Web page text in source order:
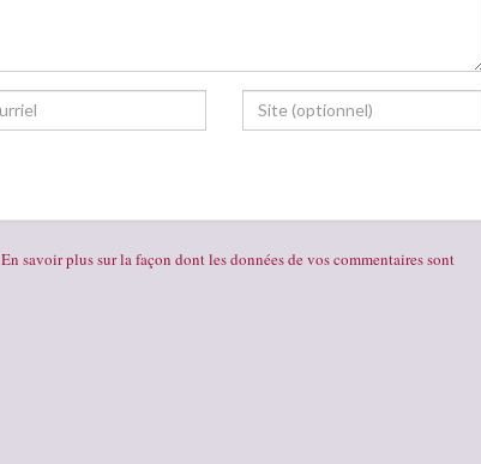
En savoir plus sur la façon dont les données de vos commentaires sont